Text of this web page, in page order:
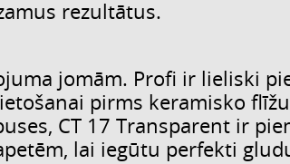
rezultātus.
jomām. Profi ir lieliski
pirms keramisko
CT 17 Transparent ir
lai iegūtu perfekti